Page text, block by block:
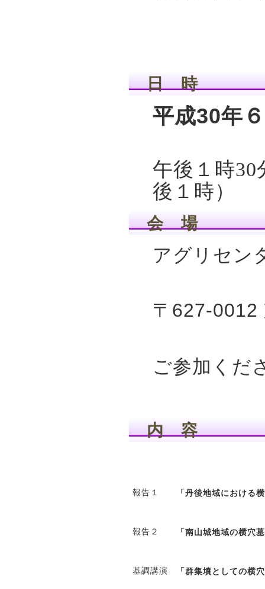
日 時
平成30年
午後１時30
後１時）
会 場
アグリセン
〒627-0012
ご参加くだ
内 容
報告１ 「丹後地域における
報告２ 「南山城地域の横穴
基調講演 「群集墳としての横